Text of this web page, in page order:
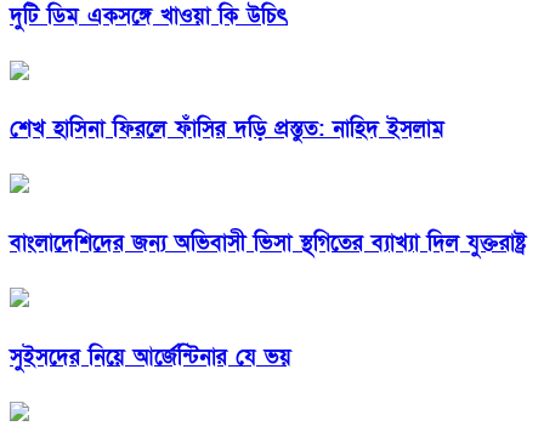
দুটি ডিম একসঙ্গে খাওয়া কি উচিৎ
শেখ হাসিনা ফিরলে ফাঁসির দড়ি প্রস্তুত: নাহিদ ইসলাম
বাংলাদেশিদের জন্য অভিবাসী ভিসা স্থগিতের ব্যাখ্যা দিল যুক্তরাষ্ট্র
সুইসদের নিয়ে আর্জেন্টিনার যে ভয়